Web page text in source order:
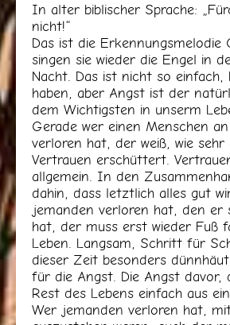
In alter biblischer Sprache:
nicht!“
Das ist die Erkennungsmelodie
singen sie wieder die Engel in
Nacht. Das ist nicht so einfach,
haben, aber Angst ist der
dem Wichtigsten in unserm
Gerade wer einen Menschen
verloren hat, der weiß, wie sehr
Vertrauen erschüttert.
allgemein. In den
dahin, dass letztlich alles gut
jemanden verloren hat, den er
hat, der muss erst wieder Fuß
Leben. Langsam, Schritt für
dieser Zeit besonders
für die Angst. Die Angst davor,
Rest des Lebens einfach aus
Wer jemanden verloren hat,